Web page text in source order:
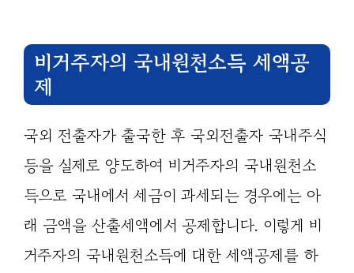
비거주자의 국내원천소득 세액공
제
국외 전출자가 출국한 후 국외전출자 국내주식
등을 실제로 양도하여 비거주자의 국내원천소
득으로 국내에서 세금이 과세되는 경우에는 아
래 금액을 산출세액에서 공제합니다. 이렇게 비
거주자의 국내원천소득에 대한 세액공제를 하